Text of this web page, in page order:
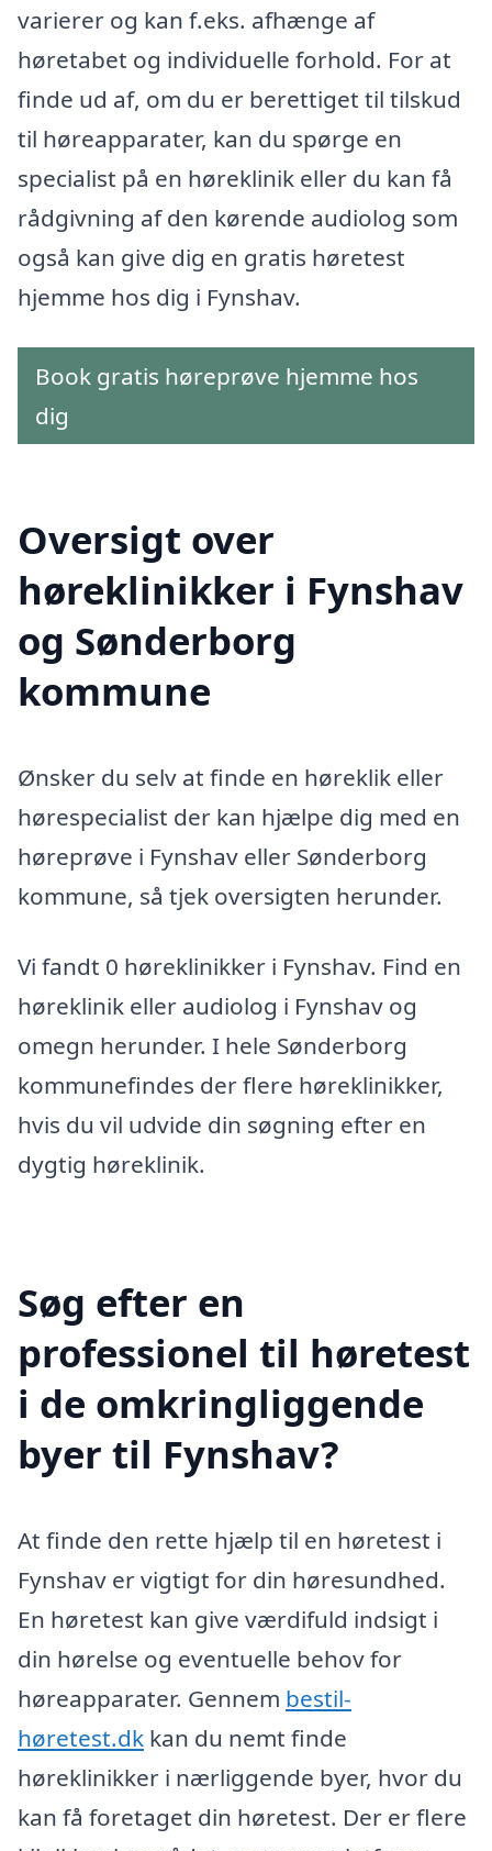
varierer og kan f.eks. afhænge af
høretabet og individuelle forhold. For at
finde ud af, om du er berettiget til tilskud
til høreapparater, kan du spørge en
specialist på en høreklinik eller du kan få
rådgivning af den kørende audiolog som
også kan give dig en gratis høretest
hjemme hos dig i Fynshav.
Book gratis høreprøve hjemme hos
dig
Oversigt over
høreklinikker i Fynshav
og Sønderborg
kommune
Ønsker du selv at finde en høreklik eller
hørespecialist der kan hjælpe dig med en
høreprøve i Fynshav eller Sønderborg
kommune, så tjek oversigten herunder.
Vi fandt 0 høreklinikker i Fynshav. Find en
høreklinik eller audiolog i Fynshav og
omegn herunder. I hele Sønderborg
kommunefindes der flere høreklinikker,
hvis du vil udvide din søgning efter en
dygtig høreklinik.
Søg efter en
professionel til høretest
i de omkringliggende
byer til Fynshav?
At finde den rette hjælp til en høretest i
Fynshav er vigtigt for din høresundhed.
En høretest kan give værdifuld indsigt i
din hørelse og eventuelle behov for
høreapparater. Gennem bestil-
høretest.dk kan du nemt finde
høreklinikker i nærliggende byer, hvor du
kan få foretaget din høretest. Der er flere